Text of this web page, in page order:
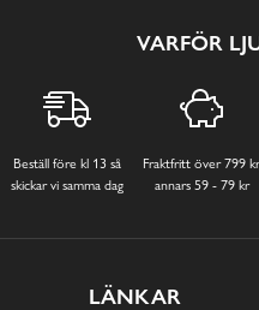
VARFÖR
Beställ före kl 13 så
skickar vi samma dag
Fraktfritt över 799
annars 59 - 79 kr
LÄNKAR